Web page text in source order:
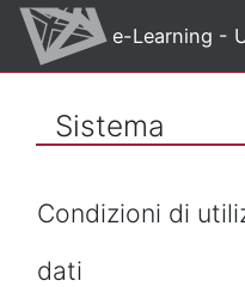
Vai al contenuto principale
e-Learning -
Sistema
Condizioni di
dati